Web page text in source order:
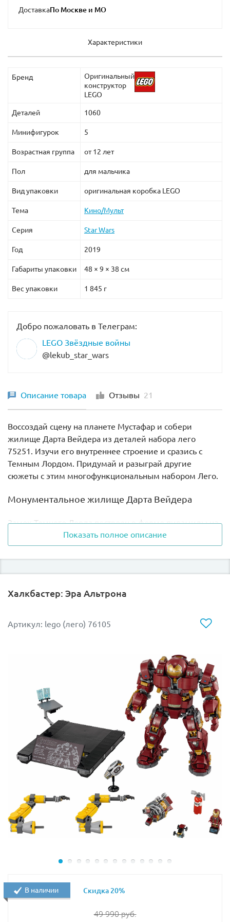
Доставка
Характеристики
Бренд
Оригинальный
конструктор
LEGO
Деталей 1060
Минифигурок 5
Возрастная группа от 12 лет
Пол для мальчика
Вид упаковки оригинальная коробка LEGO
Тема Кино/Мульт
Серия Star Wars
Год 2019
Габариты упаковки 48 × 9 × 38 см
Вес упаковки 1 845 г
Добро пожаловать в Телеграм:
LEGO Звёздные войны
@lekub_star_wars
Описание товара Отзывы 21
Воссоздай сцену на планете Мустафар и собери
жилище Дарта Вейдера из деталей набора лего
75251. Изучи его внутреннее строение и сразись с
Темным Лордом. Придумай и разыграй другие
сюжеты с этим многофункциональным набором Лего.
Монументальное жилище Дарта Вейдера
Замок Темного Лорда построен в форме пирамиды из
деталей черного цвета. Такая форма, по задумке
Верховного генерала Галактической империи, должна
была стать хорошим проводником Темной энергии.
Построен замок на краю пропасти, в которую стекает
помещений:
В ангаре Темный Лорд оставляет свой звездолет –
усовершенствованный СИД истребитель, в точности
повторяющий транспорт, который использовал лорд
Вейдер в нескольких эпизодах киносаги. Истребитель
имеет открывающуюся кабину, в которую помещается
минифигурка генерала имперской армии. Под
крыльями расположены два шуттера. Также в ангаре
находится дроид-мышь, стойки с оружием и
боеприпасами для истребителя, два тайника, в
которых спрятаны рукоятка светового меча и красный
кайбер-кристалл. С одной стороны ангара
располагается древний Храм Ситхов, с хранимыми в
док-станция для обслуживания истребителя.
В помещения выше, из ангара ведет лестница, а
доступ внутрь помещения осуществляется через
подъемную дверцу, расположенную на боковой стене
Показать полное описание
Халкбастер: Эра Альтрона
Артикул: lego (лего) 76105
49 990руб.
В наличии Скидка 20%